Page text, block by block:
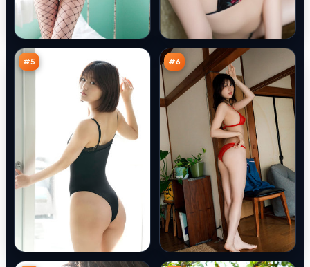
#5
之
下万
#6
逆
光
疑
云
88
万
计
时
万
尘
封
词
87
万